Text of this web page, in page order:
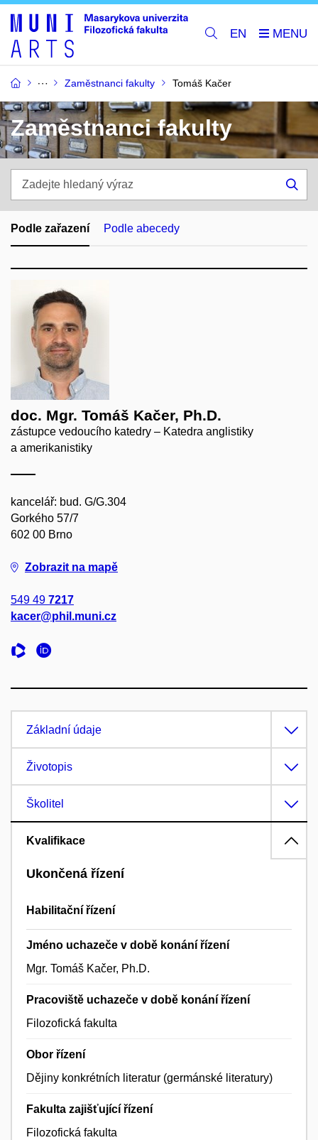
EN
Zaměstnanci fakulty Tomáš Kačer
Zaměstnanci fakulty
hledaný
výraz
Podle zařazení Podle abecedy
doc. Mgr. Tomáš Kačer, Ph.D.
zástupce vedoucího katedry – Katedra anglistiky
a amerikanistiky
kancelář: bud. G/G.304
Gorkého 57/7
602 00 Brno
Zobrazit na mapě
549 49 7217
kacer@phil.muni.cz
Základní údaje
Životopis
Školitel
Kvalifikace
Ukončená řízení
Habilitační řízení
Jméno uchazeče v době konání řízení
Mgr. Tomáš Kačer, Ph.D.
Pracoviště uchazeče v době konání řízení
Filozofická fakulta
Obor řízení
Dějiny konkrétních literatur (germánské literatury)
Fakulta zajišťující řízení
Filozofická fakulta